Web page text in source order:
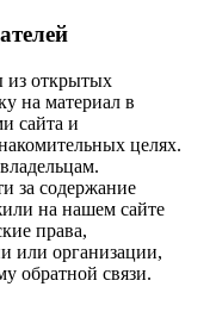
из открытых
на материал в
сайта и
целях.
за содержание
на нашем сайте
права,
или организации,
обратной связи.